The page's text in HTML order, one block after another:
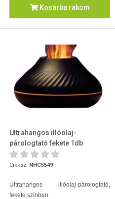
Kosárba rakom
Ultrahangos illóolaj-
párologtató fekete 1db
Cikksz. NHC5549
Ultrahangos illóolaj-párologtató,
fekete színben.